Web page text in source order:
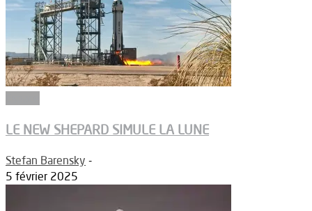
LE NEW SHEPARD SIMULE LA LUNE
Stefan Barensky -
5 février 2025